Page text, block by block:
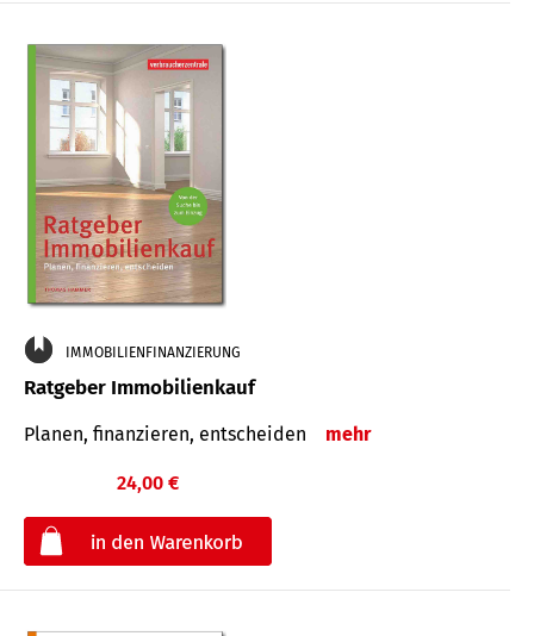
IMMOBILIENFINANZIERUNG
Ratgeber Immobilienkauf
Planen, finanzieren, entscheiden mehr
24,00 €